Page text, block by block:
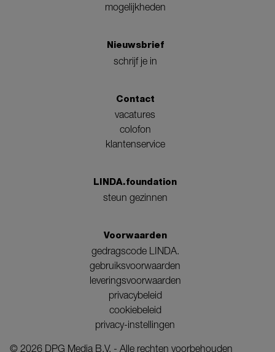
mogelijkheden
Nieuwsbrief
schrijf je in
Contact
vacatures
colofon
klantenservice
LINDA.foundation
steun gezinnen
Voorwaarden
gedragscode LINDA.
gebruiksvoorwaarden
leveringsvoorwaarden
privacybeleid
cookiebeleid
privacy-instellingen
© 2026 DPG Media B.V. - Alle rechten voorbehouden